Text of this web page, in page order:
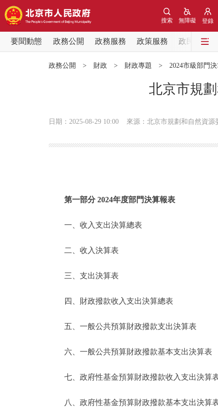
登錄
無障礙
搜索
要聞動態 政務公開 政務服務 政策服務
政民互動
便民服務
仲介服務
政民互動
12345網上接訴即辦
政務公開 > 財政 > 財政專題 > 2024市級部門
北京市規
日期：2025-08-29 10:00 來源：北京市規劃和自然資源
第一部分 2024年度部門決算報表
一、收入支出決算總表
二、收入決算表
三、支出決算表
四、財政撥款收入支出決算總表
五、一般公共預算財政撥款支出決算表
六、一般公共預算財政撥款基本支出決算表
七、政府性基金預算財政撥款收入支出決算
八、政府性基金預算財政撥款基本支出決算